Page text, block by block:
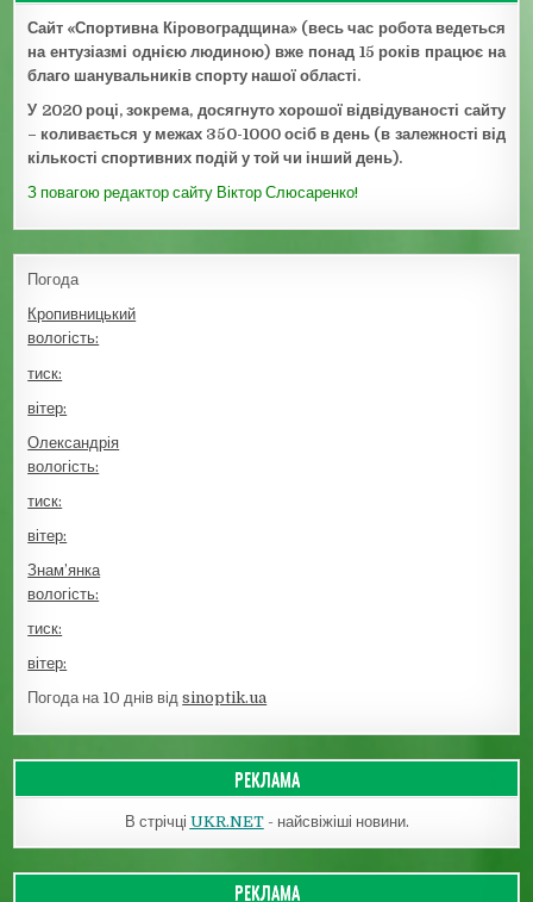
Сайт «Спортивна Кіровоградщина» (весь час робота ведеться
на ентузіазмі однією людиною) вже понад 15 років працює на
благо шанувальників спорту нашої області.
У 2020 році, зокрема, досягнуто хорошої відвідуваності сайту
– коливається у межах 350-1000 осіб в день (в залежності від
кількості спортивних подій у той чи інший день).
З повагою редактор сайту Віктор Слюсаренко!
Погода
Кропивницький
вологість:
тиск:
вітер:
Олександрія
вологість:
тиск:
вітер:
Знам’янка
вологість:
тиск:
вітер:
Погода на 10 днів відsinoptik.ua
РЕКЛАМА
В стрічці UKR.NET- найсвіжіші новини.
РЕКЛАМА